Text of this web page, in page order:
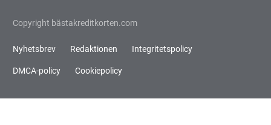
Copyright bästakreditkorten.com
Nyhetsbrev Redaktionen Integritetspolicy
DMCA-policy Cookiepolicy